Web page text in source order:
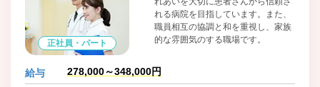
正社員・パート
れる病院を目指しています。また、
職員相互の協調と和を重視し、家族
的な雰囲気のする職場です。
給与 278,000～348,000円